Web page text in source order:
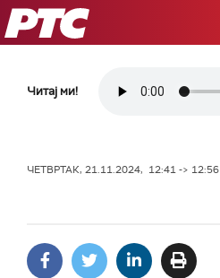
РТС
Читај ми!
ЧЕТВРТАК, 21.11.2024, 12:41 -> 12:56